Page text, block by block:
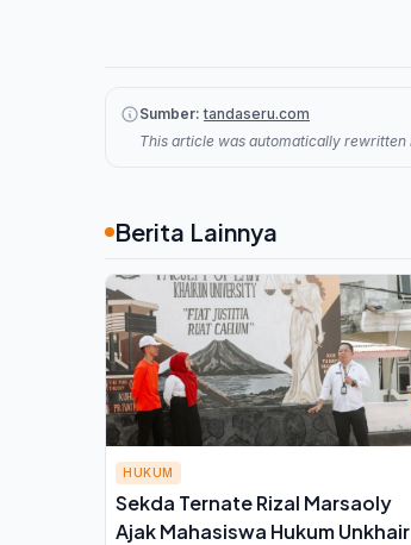
Sumber: tandaseru.com
This article was automatically rewritten
Berita Lainnya
HUKUM
Sekda Ternate Rizal Marsaoly
Ajak Mahasiswa Hukum Unkhair